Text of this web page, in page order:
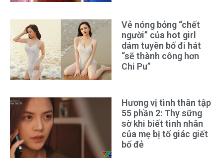
Vẻ nóng bỏng “chết
người” của hot girl
dám tuyên bố đi hát
“sẽ thành công hơn
Chi Pu”
Hương vị tình thân tập
55 phần 2: Thy sững
sờ khi biết tình nhân
của mẹ bị tố giác giết
bố đẻ